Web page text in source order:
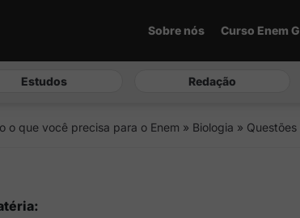
Sobre nós Curso Enem
Estudos Redação
o que você precisa para o Enem » Biologia »